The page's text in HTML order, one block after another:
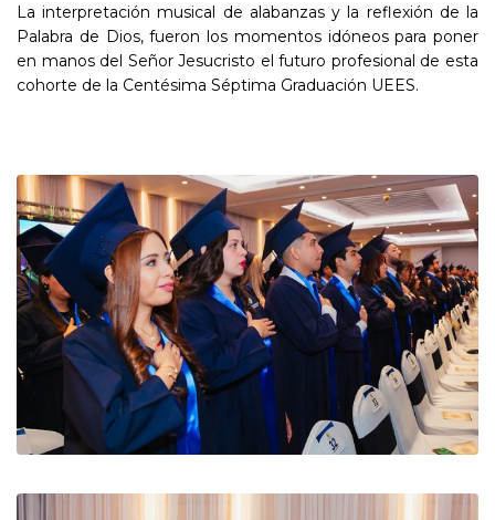
La interpretación musical de alabanzas y la reflexión de la
Palabra de Dios, fueron los momentos idóneos para poner
en manos del Señor Jesucristo el futuro profesional de esta
cohorte de la Centésima Séptima Graduación UEES.